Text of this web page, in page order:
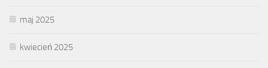
maj 2025
kwiecień 2025